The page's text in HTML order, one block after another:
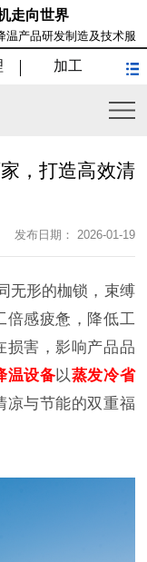
走向世界
温产品研发制造及技术服
加工
，打造高效清
发布日期： 2026-01-19
无形的枷锁，束缚
倍感疲惫，降低工
损害，影响产品品
温设备以蒸发冷省
凉与节能的双重福